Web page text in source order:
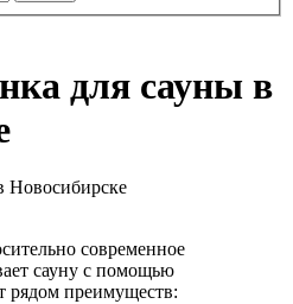
для сауны в
Новосибирске
современное
сауну с помощью
рядом преимуществ: